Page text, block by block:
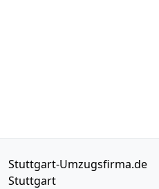
Stuttgart-Umzugsfirma.de
Stuttgart